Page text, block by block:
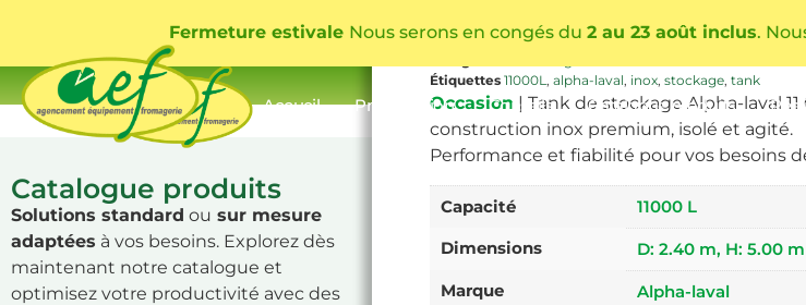
Fermeture estivale Nous serons en congés du 2 au 23 août inclus.
Accueil Présentation Conseils Catalogue produits
Catalogue produits
Solutions standard ou sur mesure
adaptées à vos besoins. Explorez dès
maintenant notre catalogue et
optimisez votre productivité avec des
Alpha-laval
UGS TANK-STOCK-AL-11000
Étiquettes 11000L, alpha-laval, inox, stockage, tank
Occasion | Tank de stockage Alpha-laval 11
construction inox premium, isolé et agité.
Performance et fiabilité pour vos besoins
Capacité
11000 L
Dimensions
D: 2.40 m, H: 5.00 m
Marque
Alpha-laval